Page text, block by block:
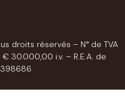
droits réservés – N° de TVA
30.000,00 i.v. – R.E.A. de